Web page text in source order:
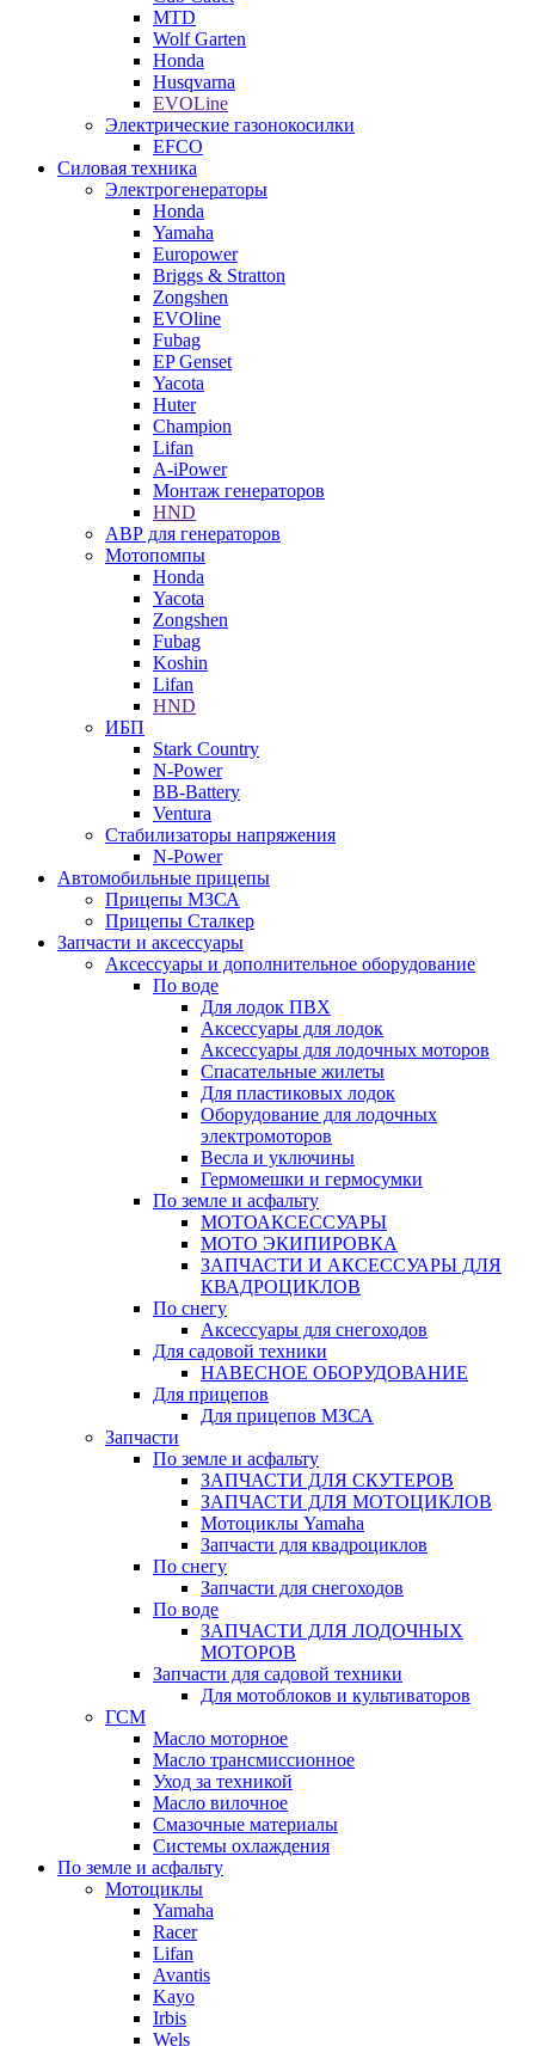
MTD
Wolf Garten
Honda
Husqvarna
EVOLine
Электрические газонокосилки
EFCO
Силовая техника
Электрогенераторы
Honda
Yamaha
Europower
Briggs & Stratton
Zongshen
EVOline
Fubag
EP Genset
Yacota
Huter
Champion
Lifan
A-iPower
Монтаж генераторов
HND
АВР для генераторов
Мотопомпы
Honda
Yacota
Zongshen
Fubag
Koshin
Lifan
HND
ИБП
Stark Country
N-Power
BB-Battery
Ventura
Стабилизаторы напряжения
N-Power
Автомобильные прицепы
Прицепы МЗСА
Прицепы Сталкер
Запчасти и аксессуары
Аксессуары и дополнительное оборудование
По воде
Для лодок ПВХ
Аксессуары для лодок
Аксессуары для лодочных моторов
Спасательные жилеты
Для пластиковых лодок
Оборудование для лодочных
электромоторов
Весла и уключины
Гермомешки и гермосумки
По земле и асфальту
МОТОАКСЕССУАРЫ
МОТО ЭКИПИРОВКА
ЗАПЧАСТИ И АКСЕССУАРЫ ДЛЯ
КВАДРОЦИКЛОВ
По снегу
Аксессуары для снегоходов
Для садовой техники
НАВЕСНОЕ ОБОРУДОВАНИЕ
Для прицепов
Для прицепов МЗСА
Запчасти
По земле и асфальту
ЗАПЧАСТИ ДЛЯ СКУТЕРОВ
ЗАПЧАСТИ ДЛЯ МОТОЦИКЛОВ
Мотоциклы Yamaha
Запчасти для квадроциклов
По снегу
Запчасти для снегоходов
По воде
ЗАПЧАСТИ ДЛЯ ЛОДОЧНЫХ
МОТОРОВ
Запчасти для садовой техники
Для мотоблоков и культиваторов
ГСМ
Масло моторное
Масло трансмиссионное
Уход за техникой
Масло вилочное
Смазочные материалы
Системы охлаждения
По земле и асфальту
Мотоциклы
Yamaha
Racer
Lifan
Avantis
Kayo
Irbis
Wels